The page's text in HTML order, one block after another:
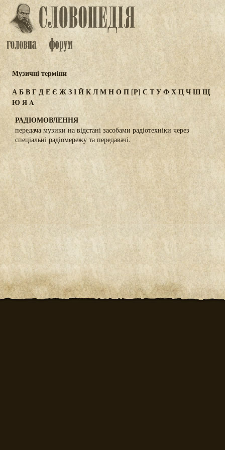
Музичні терміни
АБВГДЕЄ ЖЗІЙКЛМНОП[Р]СТУФХЦЧШЩ
Ю ЯA
РАДІОМОВЛЕННЯ
передача музики на відстані засобами радіотехніки через
спеціальні радіомережу та передавачі.